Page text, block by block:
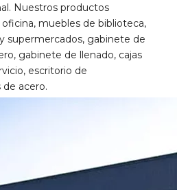
Nuestros productos
muebles de biblioteca,
supermercados, gabinete de
gabinete de llenado, cajas
escritorio de
acero.